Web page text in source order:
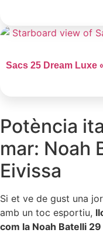
Sacs 25 Dream Luxe
Potència
mar: Noah
Eivissa
Si et ve de gust una
amb un toc esportiu,
com la Noah Batelli